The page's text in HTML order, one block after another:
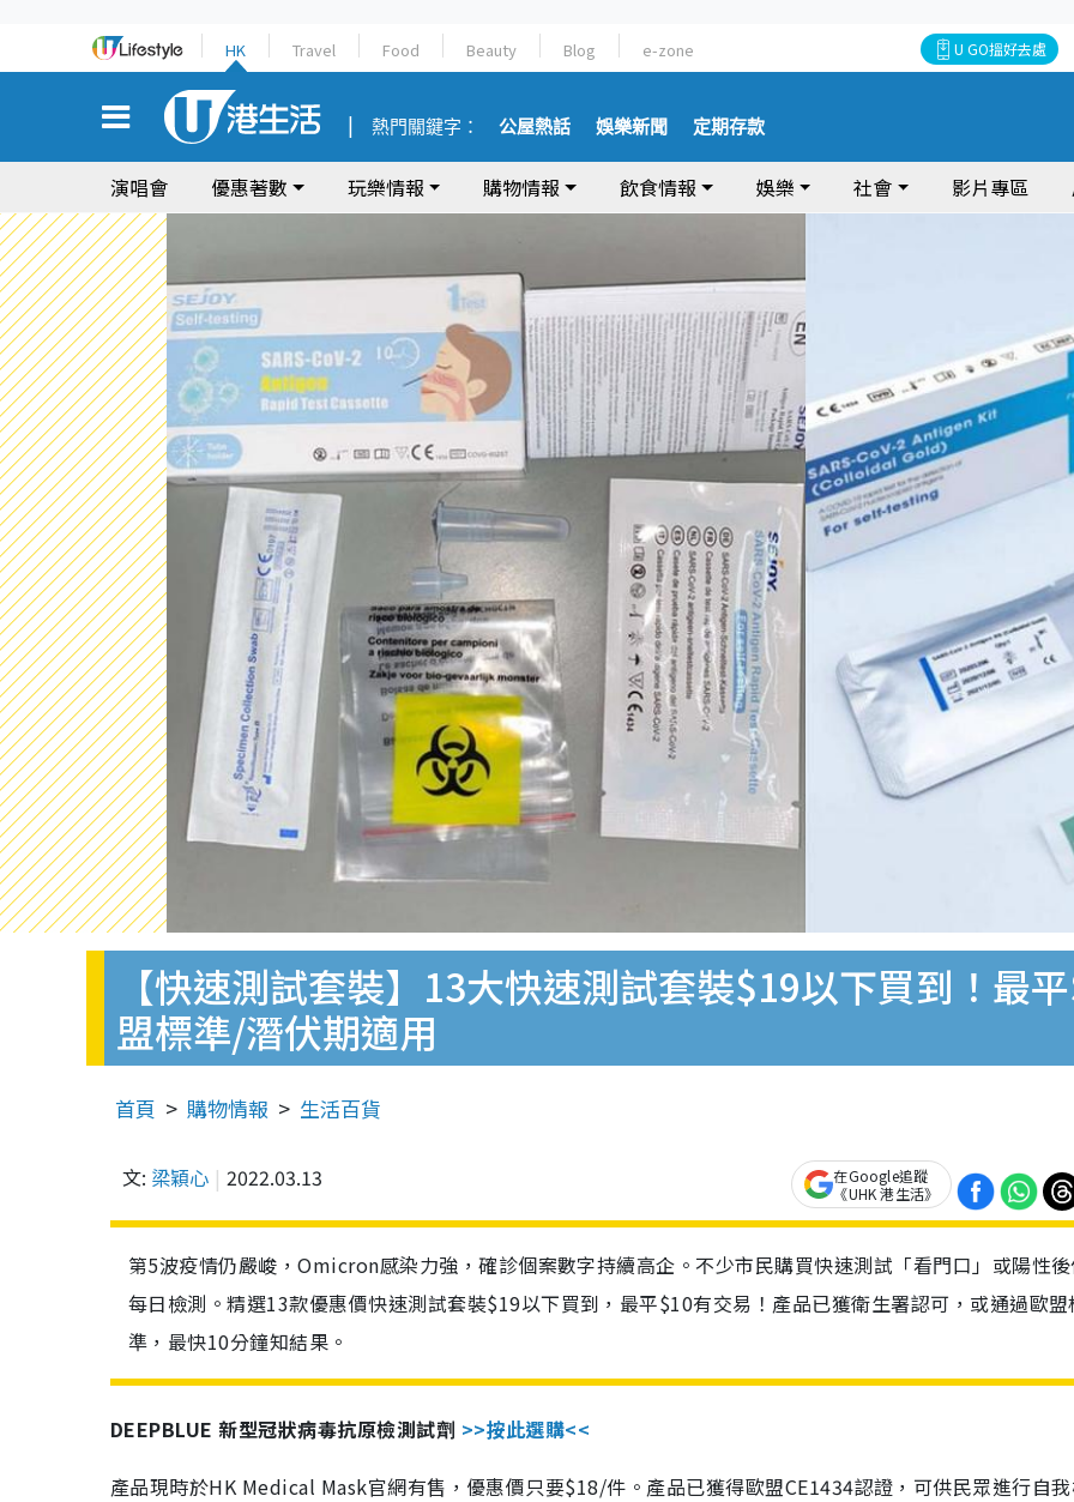
HK Travel Food Beauty Blog e-zone U GO搵好去處
熱門關鍵字： 公屋熱話 娛樂新聞 定期存款
演唱會 優惠著數 玩樂情報 購物情報 飲食情報 娛樂 社會 影片專區
【快速測試套裝】13大快速測試套裝$19以下買到！最
盟標準/潛伏期適用
首頁 購物情報 生活百貨
文: 梁穎心 2022.03.13
在Google追蹤
《UHK 港生活》
第5波疫情仍嚴峻，Omicron感染力強，確診個案數字持續高企。不少市民購買快速測試「看門口」或陽性
每日檢測。精選13款優惠價快速測試套裝$19以下買到，最平$10有交易！產品已獲衛生署認可，或通過歐盟
準，最快10分鐘知結果。
DEEPBLUE 新型冠狀病毒抗原檢測試劑 >>按此選購<<
產品現時於HK Medical Mask官網有售，優惠價只要$18/件。產品已獲得歐盟CE1434認證，可供民眾進行自